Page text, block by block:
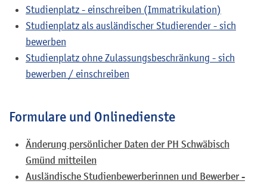
Studienplatz - einschreiben (Immatrikulation)
Studienplatz als ausländischer Studierender - sich
bewerben
Studienplatz ohne Zulassungsbeschränkung - sich
bewerben / einschreiben
Formulare und Onlinedienste
Änderung persönlicher Daten der PH Schwäbisch
Gmünd mitteilen
Ausländische Studienbewerberinnen und Bewerber -